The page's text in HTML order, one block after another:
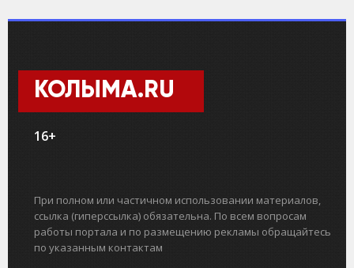
КОЛЫМА.RU
16+
При полном или частичном использовании материалов,
ссылка (гиперссылка) обязательна. По всем вопросам
работы портала и по размещению рекламы обращайтесь
по указанным контактам